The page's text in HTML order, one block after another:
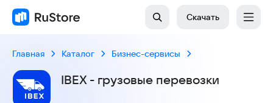
Скачать
Главная Каталог Бизнес-сервисы
IBEX - грузовые перевозки